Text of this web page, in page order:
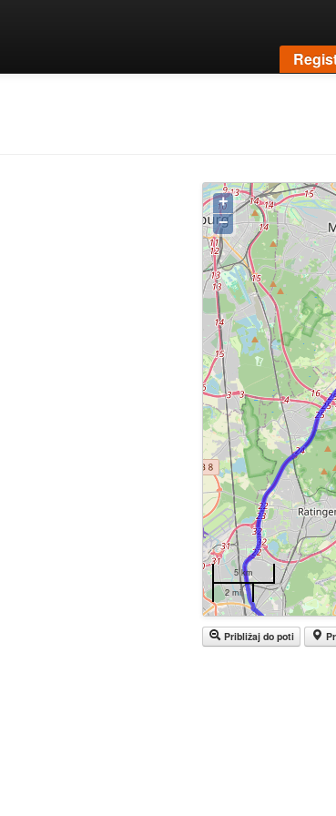
+
−
5 km
2 mi
Približaj do poti